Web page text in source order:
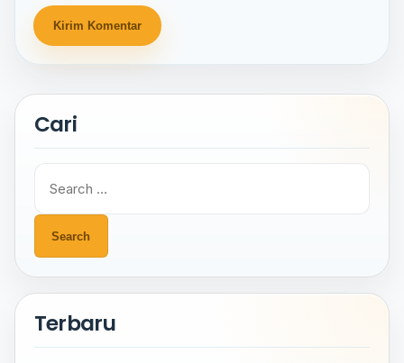
Cari
for:
Terbaru